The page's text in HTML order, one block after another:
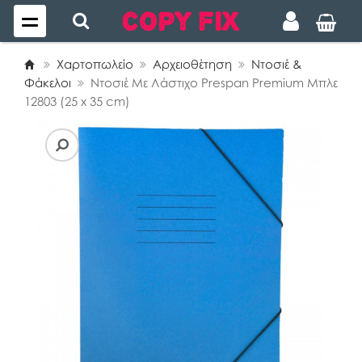
Χαρτοπωλείο Αρχειοθέτηση
Ντοσιέ &
Φάκελοι
Ντοσιέ Με Λάστιχο Prespan Premium Μπλε
12803 (25 x 35 cm)